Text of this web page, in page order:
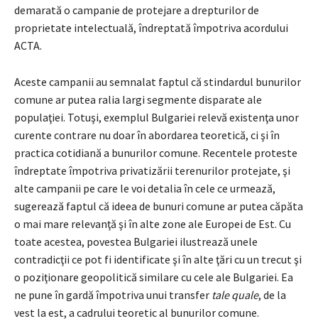
demarată o campanie de protejare a drepturilor de
proprietate intelectuală, îndreptată împotriva acordului
ACTA.
Aceste campanii au semnalat faptul că stindardul bunurilor
comune ar putea ralia largi segmente disparate ale
populaţiei. Totuşi, exemplul Bulgariei relevă existenţa unor
curente contrare nu doar în abordarea teoretică, ci şi în
practica cotidiană a bunurilor comune. Recentele proteste
îndreptate împotriva privatizării terenurilor protejate, şi
alte campanii pe care le voi detalia în cele ce urmează,
sugerează faptul că ideea de bunuri comune ar putea căpăta
o mai mare relevanţă şi în alte zone ale Europei de Est. Cu
toate acestea, povestea Bulgariei ilustrează unele
contradicţii ce pot fi identificate şi în alte ţări cu un trecut şi
o poziţionare geopolitică similare cu cele ale Bulgariei. Ea
ne pune în gardă împotriva unui transfer tale quale, de la
vest la est, a cadrului teoretic al bunurilor comune.